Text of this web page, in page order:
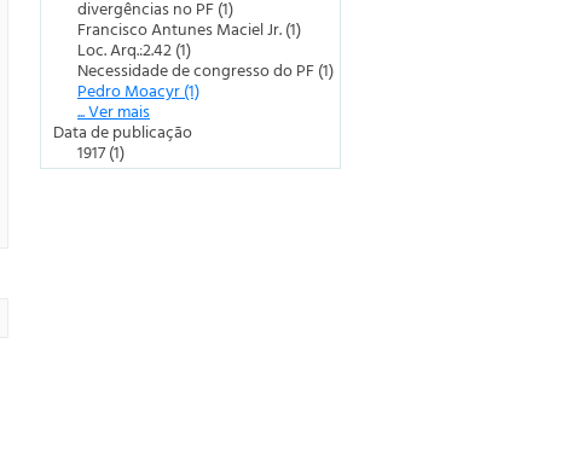
divergências no PF (1)
Francisco Antunes Maciel Jr. (1)
Loc. Arq.:2.42 (1)
Necessidade de congresso do PF (1)
Pedro Moacyr (1)
... Ver mais
Data de publicação
1917 (1)